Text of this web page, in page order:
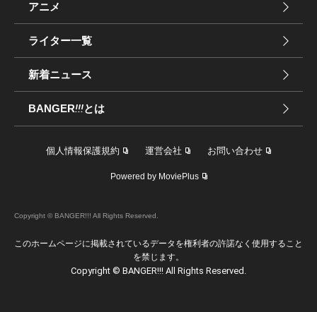
アニメ
ライター一覧
新着ニュース
BANGER!!!とは
個人情報保護規約 運営会社 お問い合わせ
Powered by MoviePlus
Copyright © BANGER!!! All Rights Reserved.
このホームページに掲載されているデータを権利者の許諾なく使用すること
を禁じます。
Copyright © BANGER!!! All Rights Reserved.